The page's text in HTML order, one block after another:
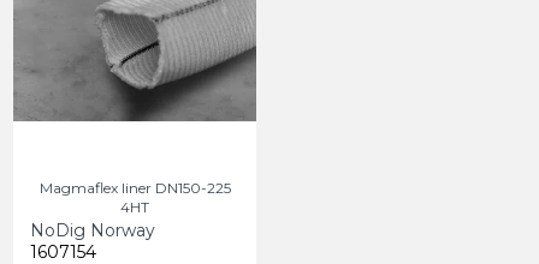
Magmaflex liner DN150-225
4HT
NoDig Norway
1607154